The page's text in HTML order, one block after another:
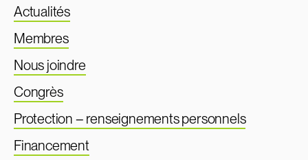
Actualités
Membres
Nous joindre
Congrès
Protection – renseignements personnels
Financement